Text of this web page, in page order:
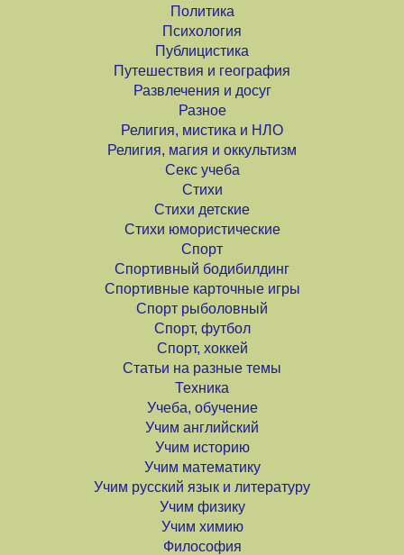
Политика
Психология
Публицистика
Путешествия и география
Развлечения и досуг
Разное
Религия, мистика и НЛО
Религия, магия и оккультизм
Секс учеба
Стихи
Стихи детские
Стихи юмористические
Спорт
Спортивный бодибилдинг
Спортивные карточные игры
Спорт рыболовный
Спорт, футбол
Спорт, хоккей
Статьи на разные темы
Техника
Учеба, обучение
Учим английский
Учим историю
Учим математику
Учим русский язык и литературу
Учим физику
Учим химию
Философия